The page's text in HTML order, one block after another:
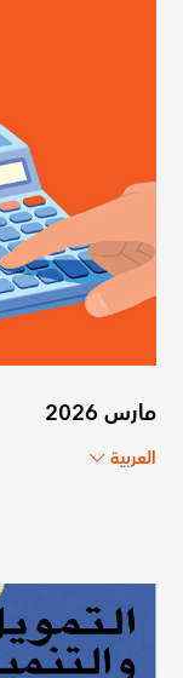
مارس 2026
العربية